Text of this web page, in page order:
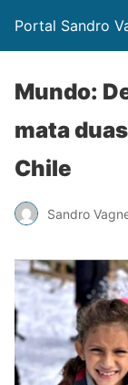
Portal Sandro
Mundo:
mata
Chile
Sandro